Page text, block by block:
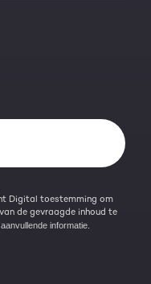
Digital toestemming om
de gevraagde inhoud te
informatie.